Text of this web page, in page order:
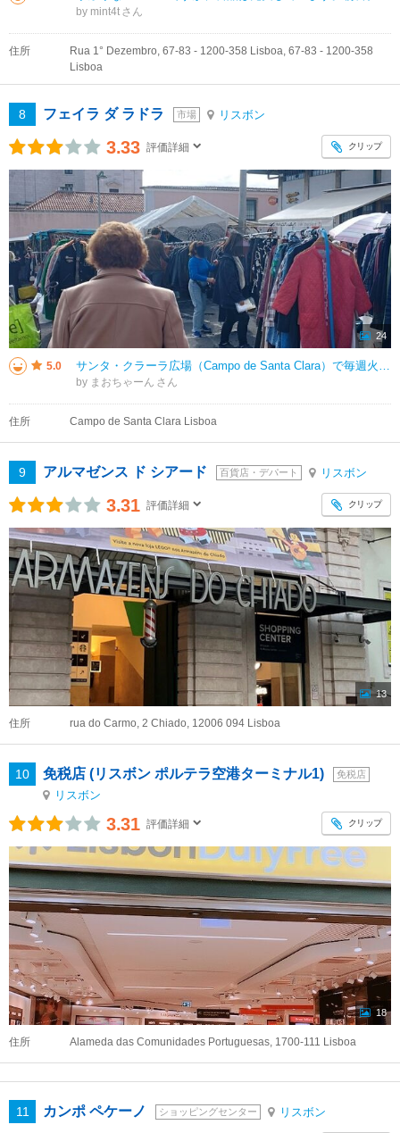
by mint4t
住所
Rua 1° Dezembro, 67-83 - 1200-358 Lisboa, 67-83 - 1200-358
Lisboa
8 フェイラ ダ ラドラ 市場 リスボン
3.33 評価詳細 クリップ
24
5.0
by まおちゃーん
住所 Campo de Santa Clara Lisboa
9 アルマゼンス ド シアード 百貨店・デパート リスボン
3.31 評価詳細 クリップ
13
住所 rua do Carmo, 2 Chiado, 12006 094 Lisboa
10 免税店 (リスボン ポルテラ空港ターミナル1) 免税店
リスボン
3.31 評価詳細 クリップ
18
住所 Alameda das Comunidades Portuguesas, 1700-111 Lisboa
11 カンポ ペケーノ ショッピングセンター リスボン